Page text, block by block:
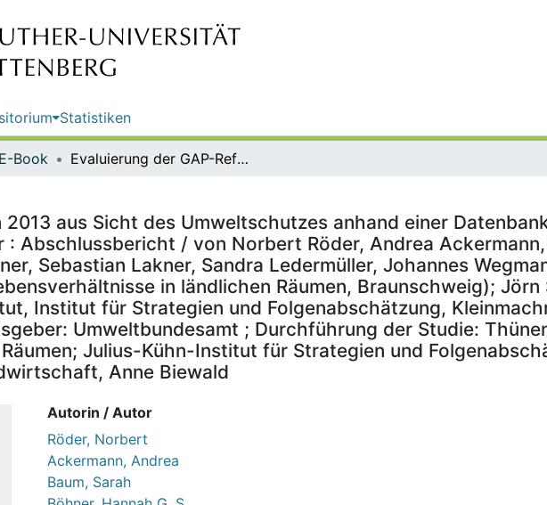
Statistiken
E-Book Evaluierung der GAP-Reform von 2013 aus Sicht des Umweltschutzes anhand einer Datenbankanalyse von InVeKoS-Daten der Bundesländer : Abschlussbericht / von Norbert Röder, Andrea Ackermann, Sarah Baum, Hannah G. S. Böhner, Birgit Laggner, Sebastian Lakner, Sandra Ledermüller, Johannes Wegmann, Maximilian Zinnbauer (Thünen-Institut für Lebensverhältnisse in ländlichen Räumen, Braunschweig); Jörn Strassemeyer, Franz Pöllinger (Julius Kühn-Institut, Institut für Strategien und Folgenabschätzung, Kleinmachnow) ; im Auftrag des Umweltbundesamtes ; Herausgeber: Umweltbundesamt ; Durchführung der Studie: Thünen-Institut für Lebensverhältnisse in ländlichen Räumen; Julius-Kühn-Institut für Strategien und Folgenabschätzungen ; Redaktion: Fachgebiet II 2.8 Landwirtschaft, Anne Biewald
aus Sicht des Umweltschutzes anhand einer
: Abschlussbericht / von Norbert Röder, Andrea
Sebastian Lakner, Sandra Ledermüller, Johannes
in ländlichen Räumen, Braunschweig); Jörn
Institut für Strategien und Folgenabschätzung,
Umweltbundesamt ; Durchführung der Studie:
Julius-Kühn-Institut für Strategien und
Anne Biewald
Autorin / Autor
Röder, Norbert
Ackermann, Andrea
Baum, Sarah